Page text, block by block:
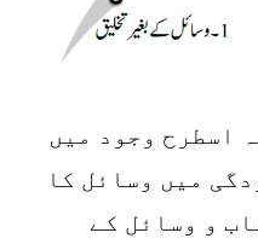
اسطرح وجود میں
میں وسائل کا
و وسائل کے